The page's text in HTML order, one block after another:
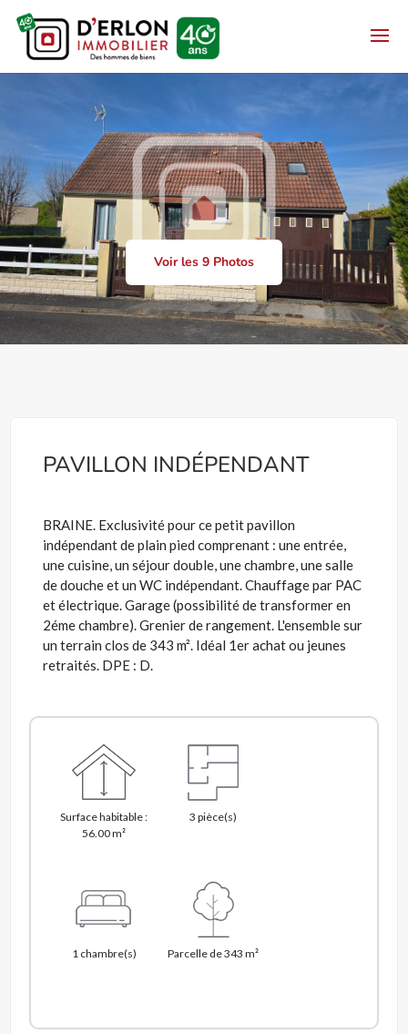
Voir les 9 Photos
PAVILLON INDÉPENDANT
BRAINE. Exclusivité pour ce petit pavillon
indépendant de plain pied comprenant : une entrée,
une cuisine, un séjour double, une chambre, une salle
de douche et un WC indépendant. Chauffage par PAC
et électrique. Garage (possibilité de transformer en
2éme chambre). Grenier de rangement. L'ensemble sur
un terrain clos de 343 m². Idéal 1er achat ou jeunes
retraités. DPE : D.
Surface habitable :
56.00 m²
3 pièce(s)
1 chambre(s) Parcelle de 343 m²